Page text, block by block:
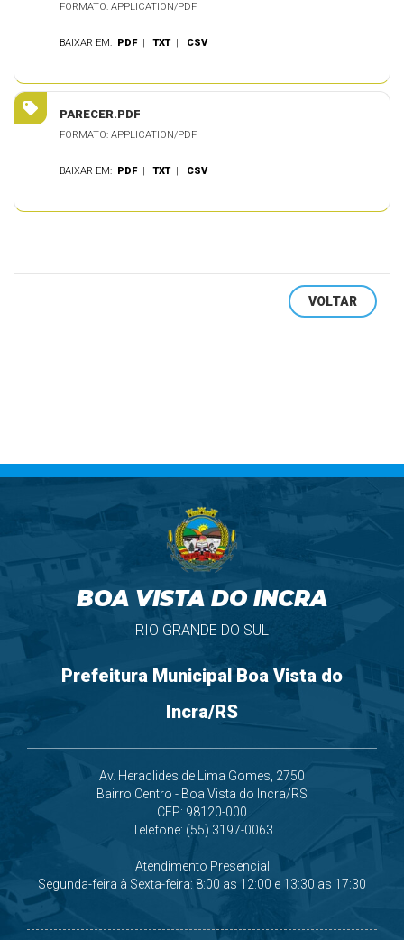
FORMATO: APPLICATION/PDF
BAIXAR EM: PDF |TXT | CSV
PARECER.PDF
FORMATO: APPLICATION/PDF
BAIXAR EM: PDF |TXT | CSV
VOLTAR
BOA VISTA DO INCRA
RIO GRANDE DO SUL
Prefeitura Municipal Boa Vista do
Incra/RS
Av. Heraclides de Lima Gomes, 2750
Bairro Centro - Boa Vista do Incra/RS
CEP: 98120-000
Telefone: (55) 3197-0063
Atendimento Presencial
Segunda-feira à Sexta-feira: 8:00 as 12:00 e 13:30 as 17:30